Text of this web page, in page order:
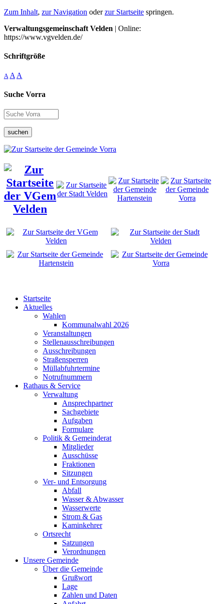
Zum Inhalt, zur Navigation oderzur Startseite springen.
Verwaltungsgemeinschaft Velden | Online:
https://www.vgvelden.de/
Schriftgröße
A A A
Suche Vorra
suchen
Startseite
Aktuelles
Wahlen
Kommunalwahl 2026
Veranstaltungen
Stellenausschreibungen
Ausschreibungen
Straßensperren
Müllabfuhrtermine
Notrufnummern
Rathaus & Service
Verwaltung
Ansprechpartner
Sachgebiete
Aufgaben
Formulare
Politik & Gemeinderat
Mitglieder
Ausschüsse
Fraktionen
Sitzungen
Ver- und Entsorgung
Abfall
Wasser & Abwasser
Wasserwerte
Strom & Gas
Kaminkehrer
Ortsrecht
Satzungen
Verordnungen
Unsere Gemeinde
Über die Gemeinde
Grußwort
Lage
Zahlen und Daten